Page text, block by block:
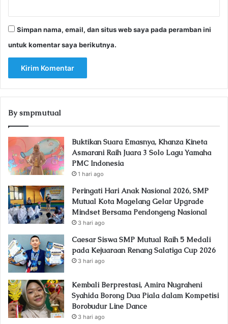
Simpan nama, email, dan situs web saya pada peramban ini
untuk komentar saya berikutnya.
By smpmutual
Buktikan Suara Emasnya, Khanza Kineta
Asmarani Raih Juara 3 Solo Lagu Yamaha
PMC Indonesia
1 hari ago
Peringati Hari Anak Nasional 2026, SMP
Mutual Kota Magelang Gelar Upgrade
Mindset Bersama Pendongeng Nasional
3 hari ago
Caesar Siswa SMP Mutual Raih 5 Medali
pada Kejuaraan Renang Salatiga Cup 2026
3 hari ago
Kembali Berprestasi, Amira Nugraheni
Syahida Borong Dua Piala dalam Kompetisi
Borobudur Line Dance
3 hari ago